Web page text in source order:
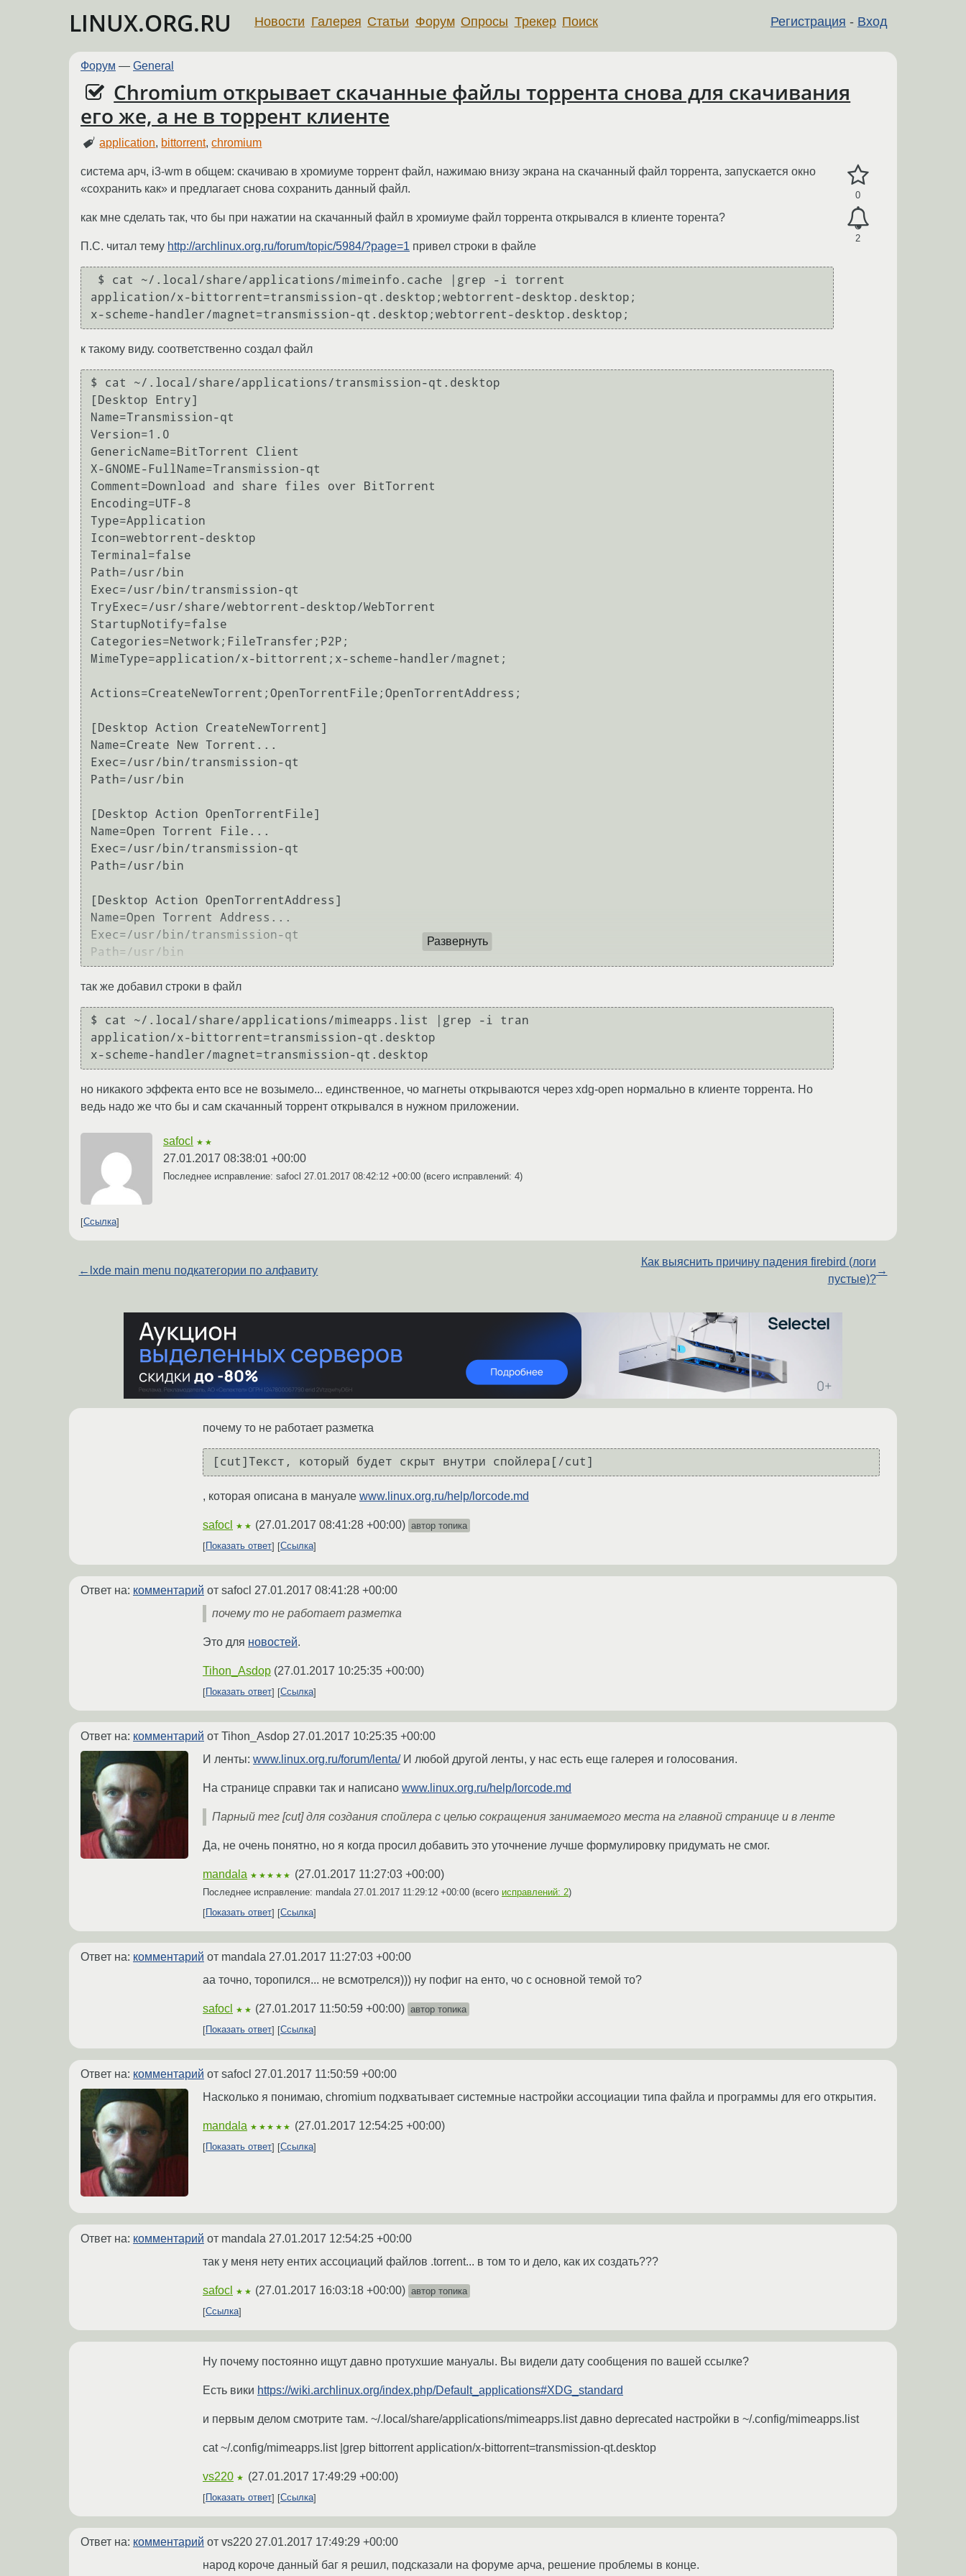
LINUX.ORG.RU Регистрация - Вход
Новости Галерея Статьи Форум Опросы Трекер Поиск
Форум — General
Chromium открывает скачанные файлы торрента снова для скачивания
его же, а не в торрент клиенте
application, bittorrent,chromium
0
2
система арч, i3-wm в общем: скачиваю в хромиуме торрент файл, нажимаю внизу экрана на скачанный файл торрента, запускается окно
«сохранить как» и предлагает снова сохранить данный файл.
как мне сделать так, что бы при нажатии на скачанный файл в хромиуме файл торрента открывался в клиенте торента?
П.С. читал тему http://archlinux.org.ru/forum/topic/5984/?page=1 привел строки в файле
application/x-bittorrent=transmission-qt.desktop;webtorrent-desktop.desktop;
x-scheme-handler/magnet=transmission-qt.desktop;webtorrent-desktop.desktop;
к такому виду. соответственно создал файл
$ cat ~/.local/share/applications/transmission-qt.desktop
[Desktop Entry]
Name=Transmission-qt
Version=1.0
GenericName=BitTorrent Client
X-GNOME-FullName=Transmission-qt
Comment=Download and share files over BitTorrent
Encoding=UTF-8
Type=Application
Icon=webtorrent-desktop
Terminal=false
Path=/usr/bin
Exec=/usr/bin/transmission-qt
TryExec=/usr/share/webtorrent-desktop/WebTorrent
StartupNotify=false
Categories=Network;FileTransfer;P2P;
MimeType=application/x-bittorrent;x-scheme-handler/magnet;
Actions=CreateNewTorrent;OpenTorrentFile;OpenTorrentAddress;
[Desktop Action CreateNewTorrent]
Name=Create New Torrent...
Exec=/usr/bin/transmission-qt
Path=/usr/bin
[Desktop Action OpenTorrentFile]
Name=Open Torrent File...
Exec=/usr/bin/transmission-qt
Path=/usr/bin
[Desktop Action OpenTorrentAddress]
Name=Open Torrent Address...
Exec=/usr/bin/transmission-qt
Развернуть
так же добавил строки в файл
$ cat ~/.local/share/applications/mimeapps.list |grep -i tran
application/x-bittorrent=transmission-qt.desktop
но никакого эффекта енто все не возымело... единственное, чо магнеты открываются через xdg-open нормально в клиенте торрента. Но
ведь надо же что бы и сам скачанный торрент открывался в нужном приложении.
safocl ★★
27.01.2017 08:38:01 +00:00
Последнее исправление: safocl 27.01.2017 08:42:12 +00:00 (всего исправлений: 4)
Ссылка
← lxde main menu подкатегории по алфавиту
Как выяснить причину падения firebird (логи
пустые)?
→
почему то не работает разметка
[cut]Текст, который будет скрыт внутри спойлера[/cut]
, которая описана в мануале www.linux.org.ru/help/lorcode.md
safocl ★★ (27.01.2017 08:41:28 +00:00) автор топика
Показать ответ
Ссылка
Ответ на: комментарий от safocl 27.01.2017 08:41:28 +00:00
почему то не работает разметка
Это для новостей.
Tihon_Asdop (27.01.2017 10:25:35 +00:00)
Показать ответ Ссылка
Ответ на: комментарий от Tihon_Asdop 27.01.2017 10:25:35 +00:00
И ленты: www.linux.org.ru/forum/lenta/И любой другой ленты, у нас есть еще галерея и голосования.
На странице справки так и написано www.linux.org.ru/help/lorcode.md
Парный тег [cut] для создания спойлера с целью сокращения занимаемого места на главной странице и в ленте
Да, не очень понятно, но я когда просил добавить это уточнение лучше формулировку придумать не смог.
mandala ★★★★★ (27.01.2017 11:27:03 +00:00)
Последнее исправление: mandala 27.01.2017 11:29:12 +00:00 (всего исправлений: 2)
Показать ответ
Ссылка
Ответ на: комментарий от mandala 27.01.2017 11:27:03 +00:00
аа точно, торопился... не всмотрелся))) ну пофиг на енто, чо с основной темой то?
safocl ★★ (27.01.2017 11:50:59 +00:00) автор топика
Показать ответ
Ссылка
Ответ на: комментарий от safocl 27.01.2017 11:50:59 +00:00
Насколько я понимаю, chromium подхватывает системные настройки ассоциации типа файла и программы для его открытия.
mandala ★★★★★ (27.01.2017 12:54:25 +00:00)
Показать ответ Ссылка
Ответ на: комментарий от mandala 27.01.2017 12:54:25 +00:00
так у меня нету ентих ассоциаций файлов .torrent... в том то и дело, как их создать???
safocl ★★ (27.01.2017 16:03:18 +00:00) автор топика
Ссылка
Ну почему постоянно ищут давно протухшие мануалы. Вы видели дату сообщения по вашей ссылке?
Есть вики https://wiki.archlinux.org/index.php/Default_applications#XDG_standard
и первым делом смотрите там. ~/.local/share/applications/mimeapps.list давно deprecated настройки в ~/.config/mimeapps.list
cat ~/.config/mimeapps.list |grep bittorrent application/x-bittorrent=transmission-qt.desktop
vs220 ★ (27.01.2017 17:49:29 +00:00)
Показать ответ Ссылка
Ответ на: комментарий от vs220 27.01.2017 17:49:29 +00:00
народ короче данный баг я решил, подсказали на форуме арча, решение проблемы в конце.